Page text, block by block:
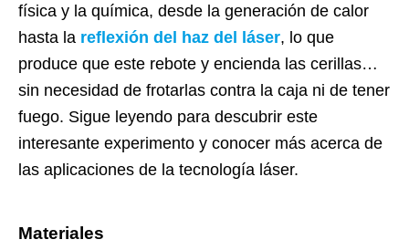
física y la química, desde la generación de calor
hasta la reflexión del haz del láser, lo que
produce que este rebote y encienda las cerillas…
sin necesidad de frotarlas contra la caja ni de tener
fuego. Sigue leyendo para descubrir este
interesante experimento y conocer más acerca de
las aplicaciones de la tecnología láser.
Materiales